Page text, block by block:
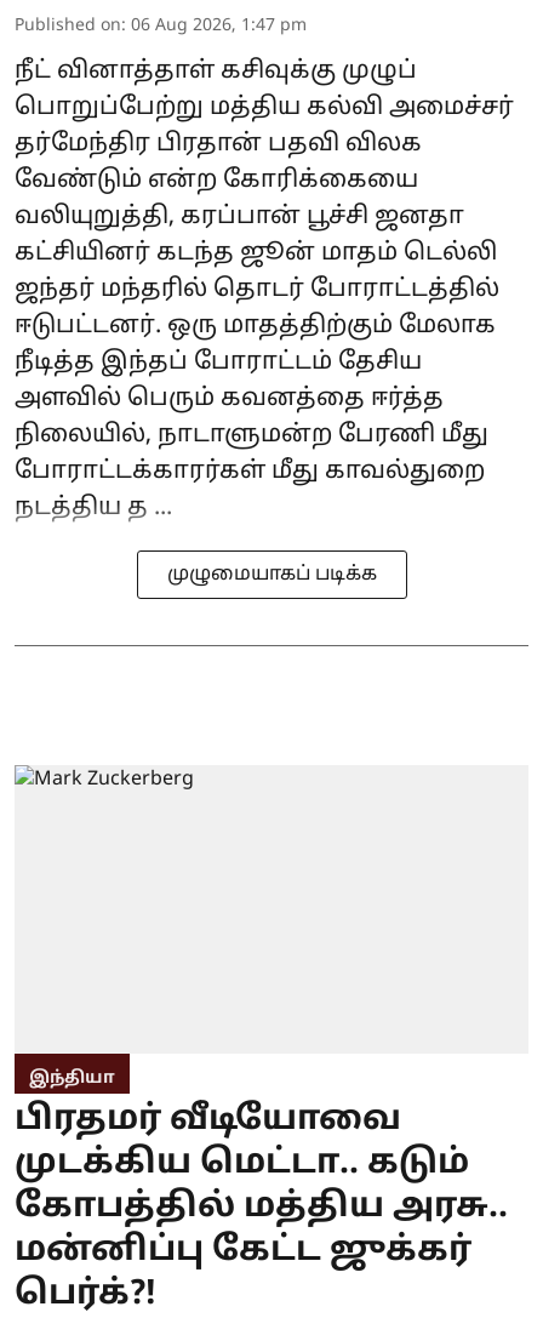
Published on: 06 Aug 2026, 1:47 pm
நீட் வினாத்தாள் கசிவுக்கு முழுப்
பொறுப்பேற்று மத்திய கல்வி அமைச்சர்
தர்மேந்திர பிரதான் பதவி விலக
வேண்டும் என்ற கோரிக்கையை
வலியுறுத்தி, கரப்பான் பூச்சி ஜனதா
கட்சியினர் கடந்த ஜூன் மாதம் டெல்லி
ஜந்தர் மந்தரில் தொடர் போராட்டத்தில்
ஈடுபட்டனர். ஒரு மாதத்திற்கும் மேலாக
நீடித்த இந்தப் போராட்டம் தேசிய
அளவில் பெரும் கவனத்தை ஈர்த்த
நிலையில், நாடாளுமன்ற பேரணி மீது
போராட்டக்காரர்கள் மீது காவல்துறை
நடத்திய த ...
முழுமையாகப் படிக்க
இந்தியா
பிரதமர் வீடியோவை
முடக்கிய மெட்டா.. கடும்
கோபத்தில் மத்திய அரசு..
மன்னிப்பு கேட்ட ஜுக்கர்
பெர்க்?!